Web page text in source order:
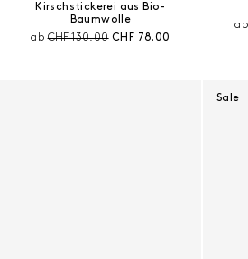
Kirschstickerei aus Bio-
Baumwolle
abPreis vor Rabatt:
CHF 130.00 Aktueller Preis:
CHF 78.00
Sale